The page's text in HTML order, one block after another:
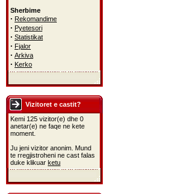
Sherbime
· Rekomandime
· Pyetesori
· Statistikat
· Fjalor
· Arkiva
· Kerko
Vizitoret e castit?
Kemi 125 vizitor(e) dhe 0
anetar(e) ne faqe ne kete
moment.
Ju jeni vizitor anonim. Mund
te rregjistroheni ne cast falas
duke klikuar ketu